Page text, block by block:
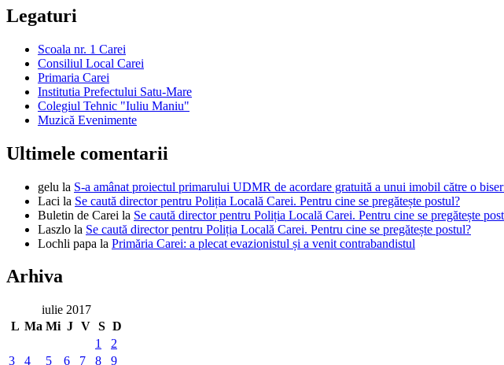
Legaturi
Scoala nr. 1 Carei
Consiliul Local Carei
Primaria Carei
Institutia Prefectului Satu-Mare
Colegiul Tehnic "Iuliu Maniu"
Muzică Evenimente
Ultimele comentarii
gelu la S-a amânat proiectul primarului UDMR de acordare gratuită a unui imobil către o
Laci la Se caută director pentru Poliția Locală Carei. Pentru cine se pregătește postul?
Buletin de Carei la Se caută director pentru Poliția Locală Carei. Pentru cine se pregătește
Laszlo la Se caută director pentru Poliția Locală Carei. Pentru cine se pregătește postul?
Lochli papa la Primăria Carei: a plecat evazionistul și a venit contrabandistul
Arhiva
iulie 2017
L Ma Mi J V S D
1
2
3
4 5 6 7 8 9